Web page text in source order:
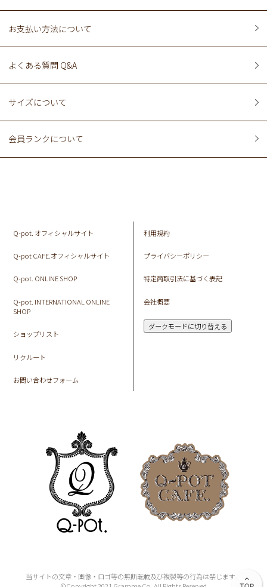
お支払い方法について
よくある質問 Q&A
サイズについて
会員ランクについて
Q-pot. オフィシャルサイト
Q-pot CAFE.オフィシャルサイト
Q-pot. ONLINE SHOP
Q-pot. INTERNATIONAL ONLINE
SHOP
ショップリスト
リクルート
お問い合わせフォーム
利用規約
プライバシーポリシー
特定商取引法に基づく表記
会社概要
ダークモードに切り替える
当サイトの文章・画像・ロゴ等の無断転載及び複製等の行為は禁じます。